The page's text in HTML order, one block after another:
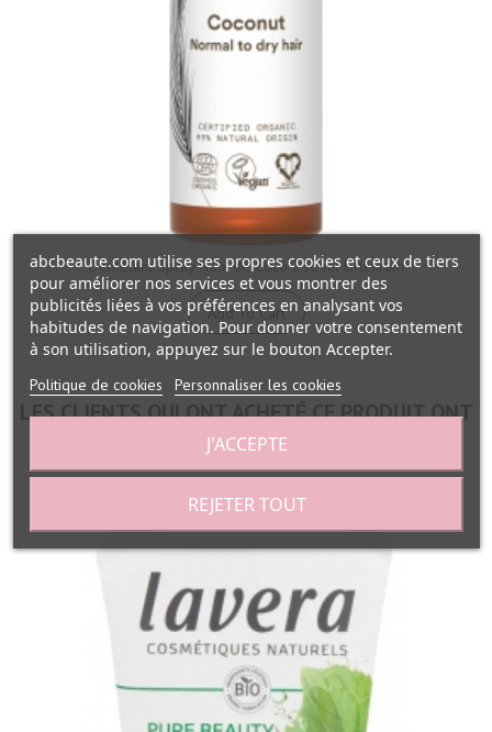
Démêlant Spray Noix de Coco 250 ml Urtekram
Add To Cart
LES CLIENTS QUI ONT ACHETÉ CE PRODUIT ONT
ÉGALEMENT ACHETÉ...
abcbeaute.com utilise ses propres cookies et ceux de tiers
pour améliorer nos services et vous montrer des
publicités liées à vos préférences en analysant vos
habitudes de navigation. Pour donner votre consentement
à son utilisation, appuyez sur le bouton Accepter.
Politique de cookies Personnaliser les cookies
REJETER TOUT
J'ACCEPTE